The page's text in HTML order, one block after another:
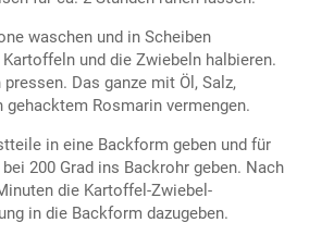
waschen und in Scheiben
und die Zwiebeln halbieren.
pressen. Das ganze mit Öl, Salz,
gehacktem Rosmarin vermengen.
in eine Backform geben und für
200 Grad ins Backrohr geben. Nach
die Kartoffel-Zwiebel-
in die Backform dazugeben.